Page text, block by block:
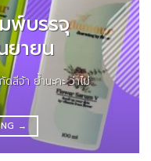
พ์บรรจุ
ายน
สีจ้า ย้ำนะคะ ว่าไม่
→